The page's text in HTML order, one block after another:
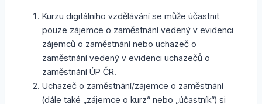
Kurzu digitálního vzdělávání se může účastnit
pouze zájemce o zaměstnání vedený v evidenci
zájemců o zaměstnání nebo uchazeč o
zaměstnání vedený v evidenci uchazečů o
zaměstnání ÚP ČR.
Uchazeč o zaměstnání/zájemce o zaměstnání
(dále také „zájemce o kurz“ nebo „účastník“) si